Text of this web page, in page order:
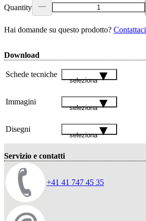
Quantity
Hai domande su questo prodotto? Contattaci
Download
Schede tecniche
seleziona
Immagini
seleziona
Disegni
seleziona
Servizio e contatti
+41 41 747 45 35